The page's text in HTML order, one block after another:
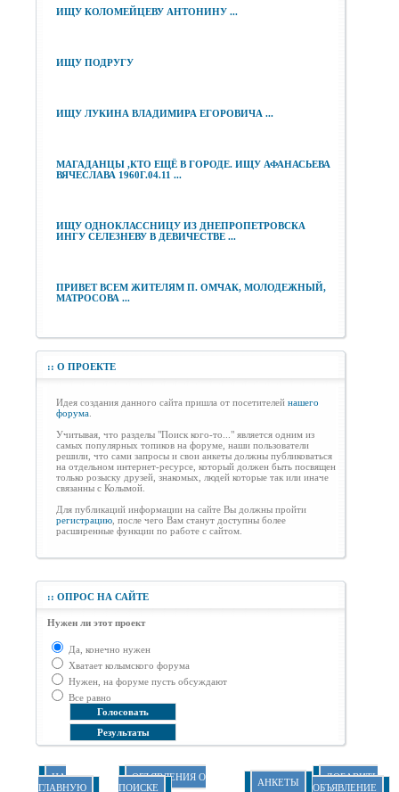
ИЩУ КОЛОМЕЙЦЕВУ АНТОНИНУ ...
ИЩУ ПОДРУГУ
ИЩУ ЛУКИНА ВЛАДИМИРА ЕГОРОВИЧА ...
МАГАДАНЦЫ ,КТО ЕЩЁ В ГОРОДЕ. ИЩУ АФАНАСЬЕВА
ВЯЧЕСЛАВА 1960Г.04.11 ...
ИЩУ ОДНОКЛАССНИЦУ ИЗ ДНЕПРОПЕТРОВСКА
ИНГУ СЕЛЕЗНЕВУ В ДЕВИЧЕСТВЕ ...
ПРИВЕТ ВСЕМ ЖИТЕЛЯМ П. ОМЧАК, МОЛОДЕЖНЫЙ,
МАТРОСОВА ...
:: О ПРОЕКТЕ
Идея создания данного сайта пришла от посетителей нашего
форума
Учитывая, что разделы "Поиск кого-то..." является одним из
самых популярных топиков на форуме, наши пользователи
решили, что сами запросы и свои анкеты должны публиковаться
на отдельном интернет-ресурсе, который должен быть посвящен
только розыску друзей, знакомых, людей которые так или иначе
связанны с Колымой.
Для публикаций информации на сайте Вы должны пройти
регистрацию , после чего Вам станут доступны более
расширенные функции по работе с сайтом.
:: ОПРОС НА САЙТЕ
Нужен ли этот проект
Да, конечно нужен
Хватает колымского форума
Нужен, на форуме пусть обсуждают
Все равно
НА
ГЛАВНУЮ
ОБЪЯВЛЕНИЯ О
ПОИСКЕ
АНКЕТЫ
ДОБАВИТЬ
ОБЪЯВЛЕНИЕ